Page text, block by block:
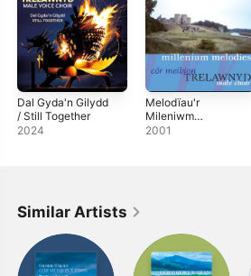
Dal Gyda'n Gilydd
/ Still Together
2024
Melodïau'r
Mileniwm
(Millenium
2001
Similar Artists